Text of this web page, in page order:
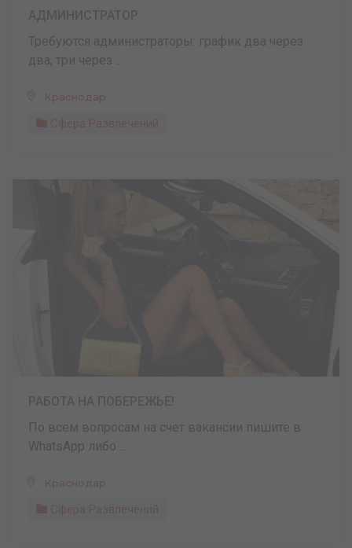
Требуются администраторы: график два через
два, три через ...
Краснодар
Сфера Развлечений
По всем вопросам на счет вакансии пишите в
WhatsApp либо ...
Краснодар
Сфера Развлечений